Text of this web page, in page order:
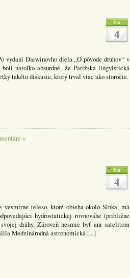
Jún
4
vydaní Darwinovho diela „O pôvode druhov“ v
natoľko absurdné, že Parížska lingvistická
takéto diskusie, ktorý trval viac ako storočie.
»
Jún
4
teleso, ktoré obieha okolo Slnka, má
hydrostatickej rovnováhe (približne
dráhy. Zároveň nesmie byť ani satelitom
Medzinárodná astronomická [...]